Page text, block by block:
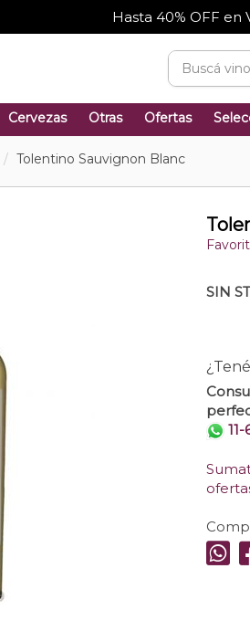
Hasta 40% OFF en
Cervezas Otras Ofertas
Tolentino Sauvignon Blanc
SIN